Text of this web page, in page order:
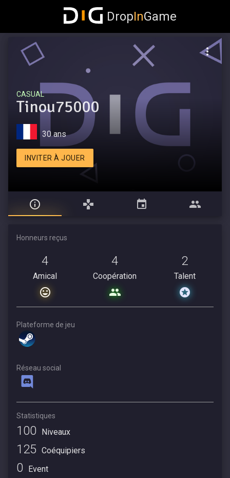
DropInGame
CASUAL
Tinou75000
30 ans
INVITER À JOUER
Honneurs reçus
4
Amical
4
Coopération
2
Talent
Plateforme de jeu
Réseau social
Statistiques
100 Niveaux
125 Coéquipiers
0 Event